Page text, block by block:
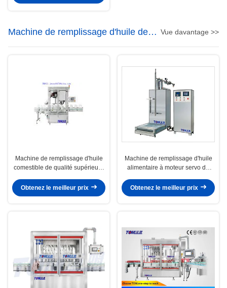
Machine de remplissage d'huile de
table
Vue davantage >>
Machine de remplissage d'huile
comestible de qualité supérieure
Obtenez le meilleur prix
Machine de remplissage d'huile
alimentaire à moteur servo de
Obtenez le meilleur prix